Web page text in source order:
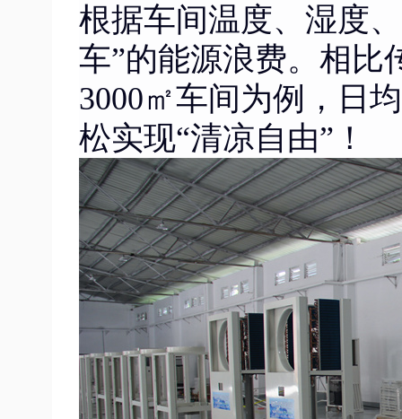
根据车间温度、湿度
车”的能源浪费。相比
3000㎡车间为例，日
松实现“清凉自由”！